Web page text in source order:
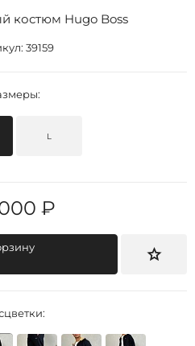
костюм Hugo Boss
39159
L
₽